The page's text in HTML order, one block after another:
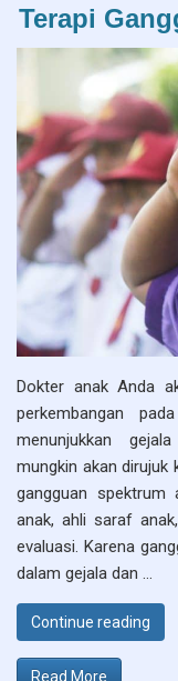
Terapi
Dokter anak Anda
perkembangan
menunjukkan
mungkin akan dirujuk
gangguan spektrum
anak, ahli saraf
evaluasi. Karena
dalam gejala dan …
Continue reading
Read More